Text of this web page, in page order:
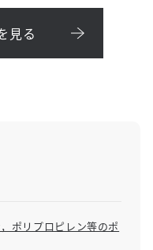
見る
ポリプロピレン等のポ